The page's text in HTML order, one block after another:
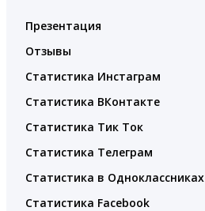
Презентация
Отзывы
Статистика Инстаграм
Статистика ВКонтакте
Статистика Тик Ток
Статистика Телеграм
Статистика в Одноклассниках
Статистика Facebook